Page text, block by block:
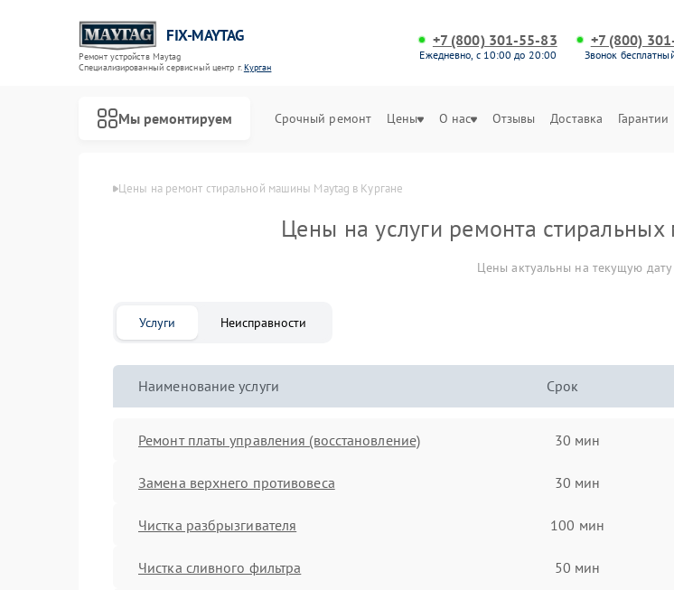
FIX-MAYTAG
Ремонт устройств Maytag
Специализированный cервисный центр г.Курган
+7 (800) 301-55-83
Ежедневно, с 10:00 до 20:00
+7 (800)
Звонок
Мы ремонтируем Срочный ремонт Цены О нас Отзывы Доставка Гарантии
Цены Цены на ремонт стиральной машины Maytag в Кургане
Цены на услуги ремонта
Цены актуальны на текущую
Услуги Неисправности
Наименование услуги Срок
Ремонт платы управления (восстановление) 30 мин
Замена верхнего противовеса 30 мин
Чистка разбрызгивателя 100 мин
Чистка сливного фильтра 50 мин